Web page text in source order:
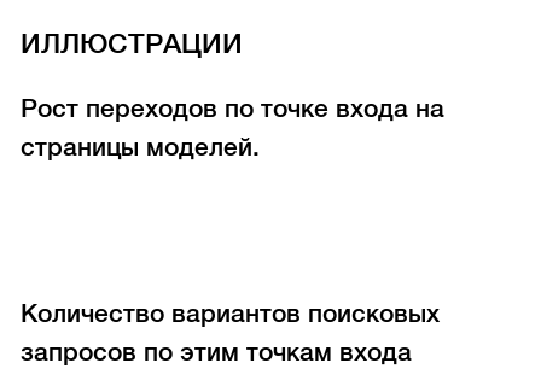
ИЛЛЮСТРАЦИИ
Рост переходов по точке входа на
страницы моделей.
Количество вариантов поисковых
запросов по этим точкам входа